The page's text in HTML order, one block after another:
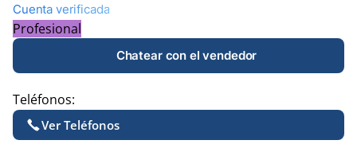
Cuenta verificada
Profesional
Chatear con el vendedor
Teléfonos:
Ver Teléfonos